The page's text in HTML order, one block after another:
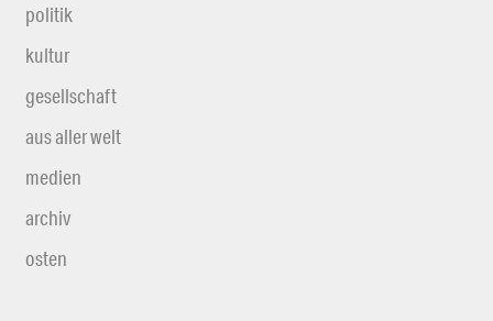
politik
kultur
gesellschaft
aus aller welt
medien
archiv
osten